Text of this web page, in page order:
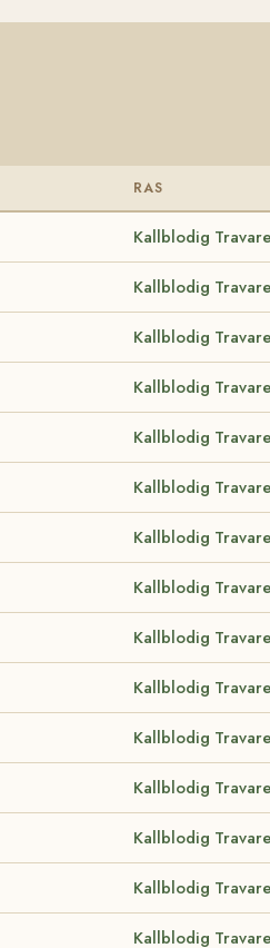
RAS
Kallblodig Travare
Kallblodig Travare
Kallblodig Travare
Kallblodig Travare
Kallblodig Travare
Kallblodig Travare
Kallblodig Travare
Kallblodig Travare
Kallblodig Travare
Kallblodig Travare
Kallblodig Travare
Kallblodig Travare
Kallblodig Travare
Kallblodig Travare
Kallblodig Travare